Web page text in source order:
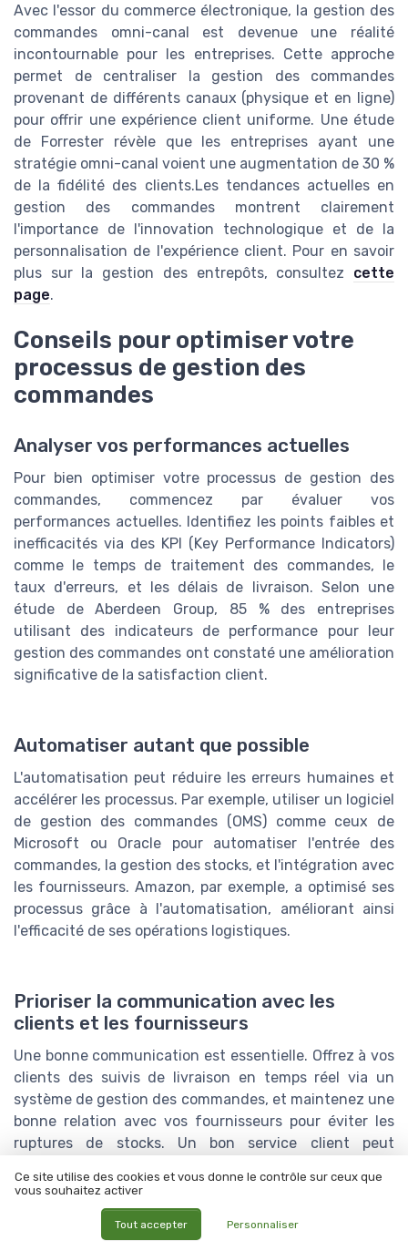
Avec l'essor du commerce électronique, la gestion des
commandes omni-canal est devenue une réalité
incontournable pour les entreprises. Cette approche
permet de centraliser la gestion des commandes
provenant de différents canaux (physique et en ligne)
pour offrir une expérience client uniforme. Une étude
de Forrester révèle que les entreprises ayant une
stratégie omni-canal voient une augmentation de 30 %
de la fidélité des clients.Les tendances actuelles en
gestion des commandes montrent clairement
l'importance de l'innovation technologique et de la
personnalisation de l'expérience client. Pour en savoir
plus sur la gestion des entrepôts, consultez cette
page.
Conseils pour optimiser votre
processus de gestion des
commandes
Analyser vos performances actuelles
Pour bien optimiser votre processus de gestion des
commandes, commencez par évaluer vos
performances actuelles. Identifiez les points faibles et
inefficacités via des KPI (Key Performance Indicators)
comme le temps de traitement des commandes, le
taux d'erreurs, et les délais de livraison. Selon une
étude de Aberdeen Group, 85 % des entreprises
utilisant des indicateurs de performance pour leur
gestion des commandes ont constaté une amélioration
significative de la satisfaction client.
Automatiser autant que possible
L'automatisation peut réduire les erreurs humaines et
accélérer les processus. Par exemple, utiliser un logiciel
de gestion des commandes (OMS) comme ceux de
Microsoft ou Oracle pour automatiser l'entrée des
commandes, la gestion des stocks, et l'intégration avec
les fournisseurs. Amazon, par exemple, a optimisé ses
processus grâce à l'automatisation, améliorant ainsi
l'efficacité de ses opérations logistiques.
Prioriser la communication avec les
clients et les fournisseurs
Une bonne communication est essentielle. Offrez à vos
clients des suivis de livraison en temps réel via un
système de gestion des commandes, et maintenez une
bonne relation avec vos fournisseurs pour éviter les
ruptures de stocks. Un bon service client peut
étude de HubSpot.
Ce site utilise des cookies et vous donne le contrôle sur ceux que
vous souhaitez activer
Tout accepter Personnaliser